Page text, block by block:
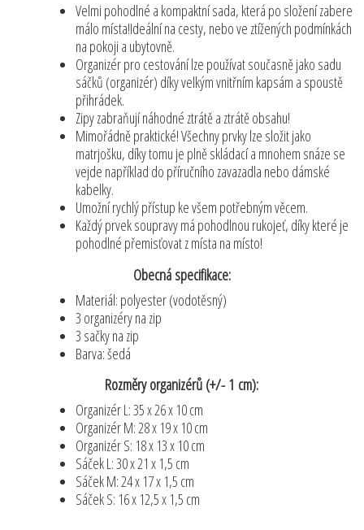
Velmi pohodlné a kompaktní sada, která po složení zabere
málo místa!Ideální na cesty, nebo ve ztížených podmínkách
na pokoji a ubytovně.
Organizér pro cestování lze používat současně jako sadu
sáčků (organizér) díky velkým vnitřním kapsám a spoustě
přihrádek.
Zipy zabraňují náhodné ztrátě a ztrátě obsahu!
Mimořádně praktické! Všechny prvky lze složit jako
matrjošku, díky tomu je plně skládací a mnohem snáze se
vejde například do příručního zavazadla nebo dámské
kabelky.
Umožní rychlý přístup ke všem potřebným věcem.
Každý prvek soupravy má pohodlnou rukojeť, díky které je
pohodlné přemisťovat z místa na místo!
Obecná specifikace:
Materiál: polyester (vodotěsný)
3 organizéry na zip
3 sačky na zip
Barva: šedá
Rozměry organizérů (+/- 1 cm):
Organizér L: 35 x 26 x 10 cm
Organizér M: 28 x 19 x 10 cm
Organizér S: 18 x 13 x 10 cm
Sáček L: 30 x 21 x 1,5 cm
Sáček M: 24 x 17 x 1,5 cm
Sáček S: 16 x 12,5 x 1,5 cm